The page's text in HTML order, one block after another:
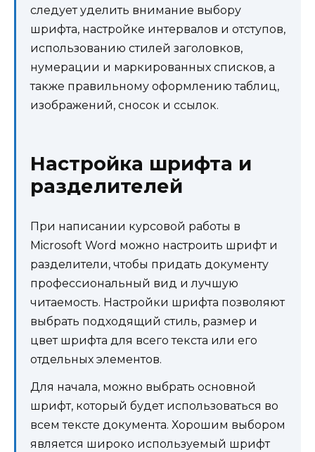
следует уделить внимание выбору
шрифта, настройке интервалов и отступов,
использованию стилей заголовков,
нумерации и маркированных списков, а
также правильному оформлению таблиц,
изображений, сносок и ссылок.
Настройка шрифта и
разделителей
При написании курсовой работы в
Microsoft Word можно настроить шрифт и
разделители, чтобы придать документу
профессиональный вид и лучшую
читаемость. Настройки шрифта позволяют
выбрать подходящий стиль, размер и
цвет шрифта для всего текста или его
отдельных элементов.
Для начала, можно выбрать основной
шрифт, который будет использоваться во
всем тексте документа. Хорошим выбором
является широко используемый шрифт